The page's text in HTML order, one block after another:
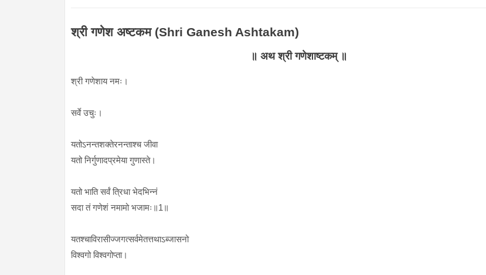
श्री गणेश अष्टकम (Shri Ganesh Ashtakam)
॥ अथ श्री गणेशाष्टकम् ॥
श्री गणेशाय नमः।
सर्वे उचुः।
यतोऽनन्तशक्तेरनन्ताश्च जीवा
यतो निर्गुणादप्रमेया गुणास्ते।
यतो भाति सर्वं त्रिधा भेदभिन्नं
सदा तं गणेशं नमामो भजामः॥1॥
यतश्चाविरासीज्जगत्सर्वमेतत्तथाऽब्जासनो
विश्वगो विश्वगोप्ता।